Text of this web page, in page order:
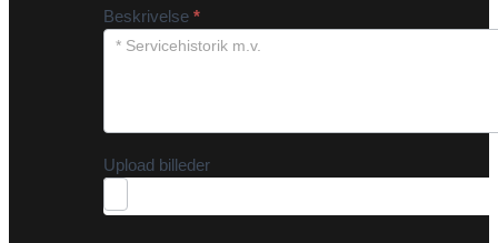
Beskrivelse *
Upload billeder